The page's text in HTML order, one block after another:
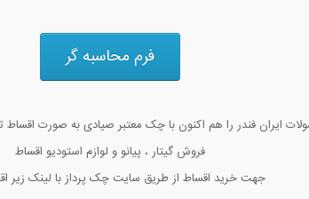
فرم محاسبه گر
ایران فندر را هم اکنون با چک معتبر صیادی به صورت اقساط تا سقف 6 ماه
فروش گیتار ، پیانو و لوازم استودیو اقساط
جهت خرید اقساط از طریق سایت چک پرداز با لینک زیر